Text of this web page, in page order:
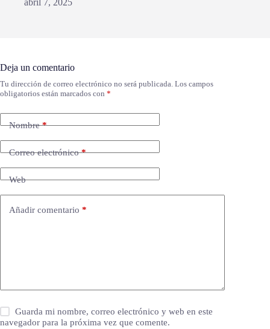
abril 7, 2025
Deja un comentario
Tu dirección de correo electrónico no será publicada. Los campos
obligatorios están marcados con *
Nombre*
Correo electrónico*
Web
Añadir comentario *
Guarda mi nombre, correo electrónico y web en este
navegador para la próxima vez que comente.